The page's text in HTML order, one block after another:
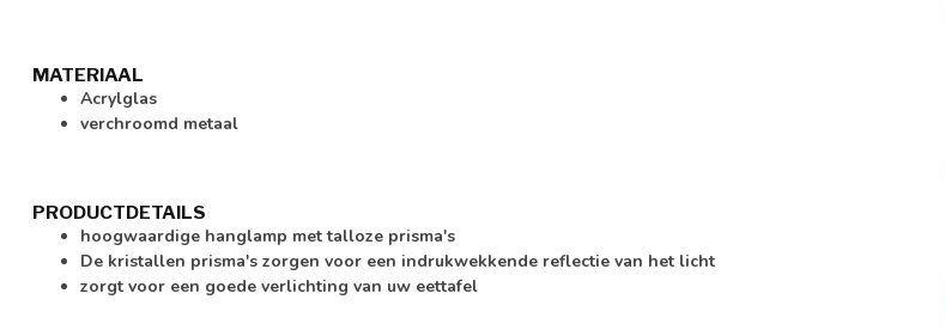
MATERIAAL
Acrylglas
verchroomd metaal
PRODUCTDETAILS
hoogwaardige hanglamp met talloze prisma's
De kristallen prisma's zorgen voor een indrukwekkende reflectie van het licht
zorgt voor een goede verlichting van uw eettafel